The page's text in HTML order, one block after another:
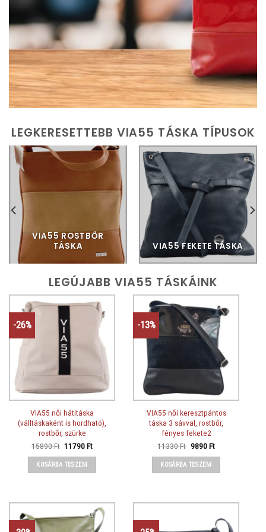
LEGKERESETTEBB VIA55 TÁSKA TÍPUSOK
VIA55 ROSTBŐR
TÁSKA
VIA55 FEKETE TÁSKA
LEGÚJABB VIA55 TÁSKÁINK
-26%
VIA55 női hátitáska
(válltáskaként is hordható),
rostbőr, szürke
15890Ft Original
was:
15890 Ft.
11790FtCurrent
KOSÁRBA TESZEM
-13%
VIA55 női keresztpántos
táska 3 sávval, rostbőr,
fényes fekete2
11330Ft Original
was:
11330 Ft.
9890FtCurrent
KOSÁRBA TESZEM